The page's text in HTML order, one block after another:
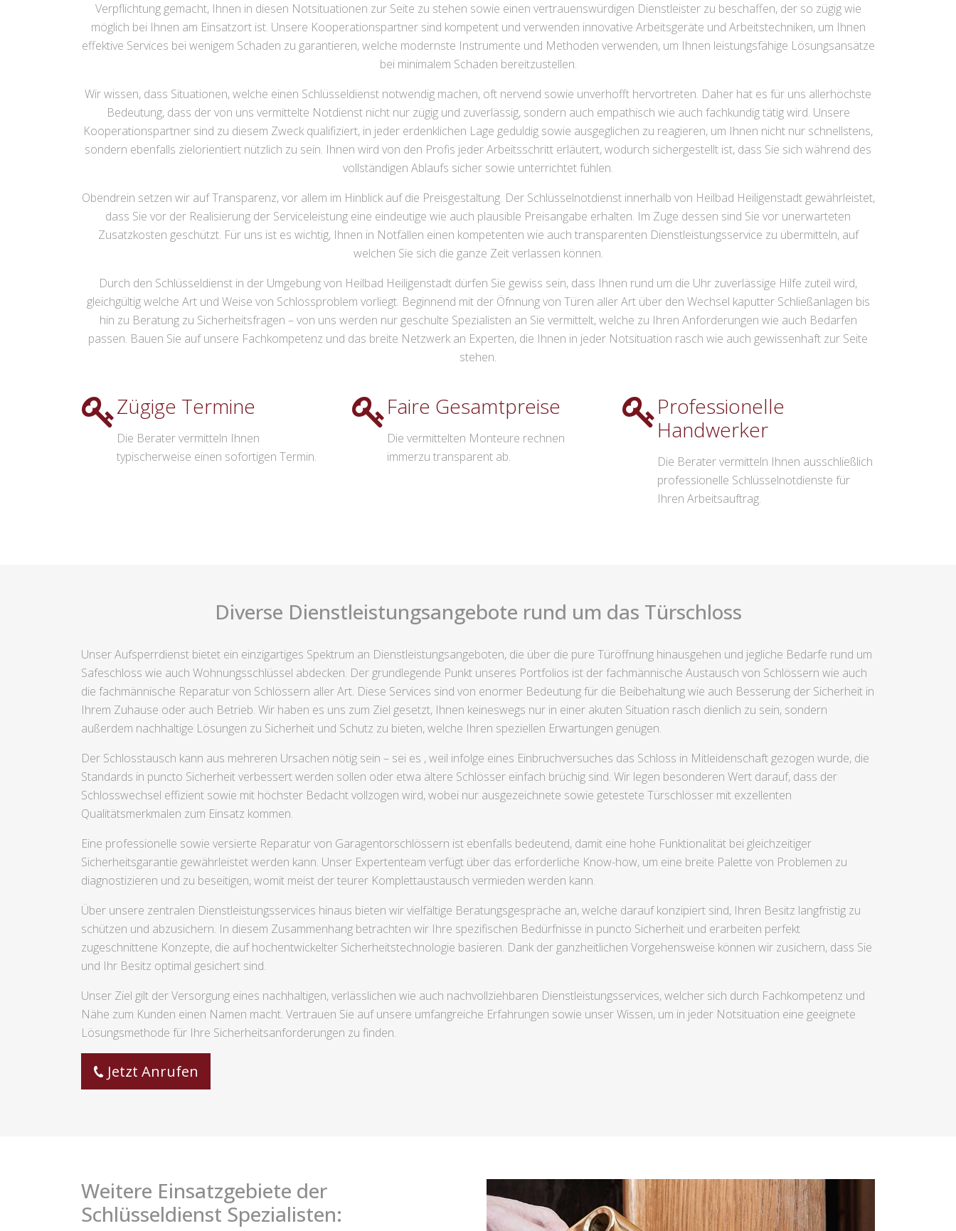
Verpflichtung gemacht, Ihnen in diesen Notsituationen zur Seite zu stehen sowie einen vertrauenswürdigen Dienstleister zu beschaffen, der so zügig wie
möglich bei Ihnen am Einsatzort ist. Unsere Kooperationspartner sind kompetent und verwenden innovative Arbeitsgeräte und Arbeitstechniken, um Ihnen
effektive Services bei wenigem Schaden zu garantieren, welche modernste Instrumente und Methoden verwenden, um Ihnen leistungsfähige Lösungsansätze
bei minimalem Schaden bereitzustellen.
Wir wissen, dass Situationen, welche einen Schlüsseldienst notwendig machen, oft nervend sowie unverhofft hervortreten. Daher hat es für uns allerhöchste
Bedeutung, dass der von uns vermittelte Notdienst nicht nur zügig und zuverlässig, sondern auch empathisch wie auch fachkundig tätig wird. Unsere
Kooperationspartner sind zu diesem Zweck qualifiziert, in jeder erdenklichen Lage geduldig sowie ausgeglichen zu reagieren, um Ihnen nicht nur schnellstens,
sondern ebenfalls zielorientiert nützlich zu sein. Ihnen wird von den Profis jeder Arbeitsschritt erläutert, wodurch sichergestellt ist, dass Sie sich während des
vollständigen Ablaufs sicher sowie unterrichtet fühlen.
Obendrein setzen wir auf Transparenz, vor allem im Hinblick auf die Preisgestaltung. Der Schlüsselnotdienst innerhalb von Heilbad Heiligenstadt gewährleistet,
dass Sie vor der Realisierung der Serviceleistung eine eindeutige wie auch plausible Preisangabe erhalten. Im Zuge dessen sind Sie vor unerwarteten
Zusatzkosten geschützt. Für uns ist es wichtig, Ihnen in Notfällen einen kompetenten wie auch transparenten Dienstleistungsservice zu übermitteln, auf
welchen Sie sich die ganze Zeit verlassen können.
Durch den Schlüsseldienst in der Umgebung von Heilbad Heiligenstadt dürfen Sie gewiss sein, dass Ihnen rund um die Uhr zuverlässige Hilfe zuteil wird,
gleichgültig welche Art und Weise von Schlossproblem vorliegt. Beginnend mit der Öfnnung von Türen aller Art über den Wechsel kaputter Schließanlagen bis
hin zu Beratung zu Sicherheitsfragen – von uns werden nur geschulte Spezialisten an Sie vermittelt, welche zu Ihren Anforderungen wie auch Bedarfen
passen. Bauen Sie auf unsere Fachkompetenz und das breite Netzwerk an Experten, die Ihnen in jeder Notsituation rasch wie auch gewissenhaft zur Seite
stehen.
Zügige Termine
Die Berater vermitteln Ihnen
typischerweise einen sofortigen Termin.
Faire Gesamtpreise
Die vermittelten Monteure rechnen
immerzu transparent ab.
Professionelle
Handwerker
Die Berater vermitteln Ihnen ausschließlich
professionelle Schlüsselnotdienste für
Ihren Arbeitsauftrag.
Diverse Dienstleistungsangebote rund um das Türschloss
Unser Aufsperrdienst bietet ein einzigartiges Spektrum an Dienstleistungsangeboten, die über die pure Türöffnung hinausgehen und jegliche Bedarfe rund um
Safeschloss wie auch Wohnungsschlüssel abdecken. Der grundlegende Punkt unseres Portfolios ist der fachmännische Austausch von Schlössern wie auch
die fachmännische Reparatur von Schlössern aller Art. Diese Services sind von enormer Bedeutung für die Beibehaltung wie auch Besserung der Sicherheit in
Ihrem Zuhause oder auch Betrieb. Wir haben es uns zum Ziel gesetzt, Ihnen keineswegs nur in einer akuten Situation rasch dienlich zu sein, sondern
außerdem nachhaltige Lösungen zu Sicherheit und Schutz zu bieten, welche Ihren speziellen Erwartungen genügen.
Der Schlosstausch kann aus mehreren Ursachen nötig sein – sei es , weil infolge eines Einbruchversuches das Schloss in Mitleidenschaft gezogen wurde, die
Standards in puncto Sicherheit verbessert werden sollen oder etwa ältere Schlösser einfach brüchig sind. Wir legen besonderen Wert darauf, dass der
Schlosswechsel effizient sowie mit höchster Bedacht vollzogen wird, wobei nur ausgezeichnete sowie getestete Türschlösser mit exzellenten
Qualitätsmerkmalen zum Einsatz kommen.
Eine professionelle sowie versierte Reparatur von Garagentorschlössern ist ebenfalls bedeutend, damit eine hohe Funktionalität bei gleichzeitiger
Sicherheitsgarantie gewährleistet werden kann. Unser Expertenteam verfügt über das erforderliche Know-how, um eine breite Palette von Problemen zu
diagnostizieren und zu beseitigen, womit meist der teurer Komplettaustausch vermieden werden kann.
Über unsere zentralen Dienstleistungsservices hinaus bieten wir vielfältige Beratungsgespräche an, welche darauf konzipiert sind, Ihren Besitz langfristig zu
schützen und abzusichern. In diesem Zusammenhang betrachten wir Ihre spezifischen Bedürfnisse in puncto Sicherheit und erarbeiten perfekt
zugeschnittene Konzepte, die auf hochentwickelter Sicherheitstechnologie basieren. Dank der ganzheitlichen Vorgehensweise können wir zusichern, dass Sie
und Ihr Besitz optimal gesichert sind.
Unser Ziel gilt der Versorgung eines nachhaltigen, verlässlichen wie auch nachvollziehbaren Dienstleistungsservices, welcher sich durch Fachkompetenz und
Nähe zum Kunden einen Namen macht. Vertrauen Sie auf unsere umfangreiche Erfahrungen sowie unser Wissen, um in jeder Notsituation eine geeignete
Lösungsmethode für Ihre Sicherheitsanforderungen zu finden.
Jetzt Anrufen
Weitere Einsatzgebiete der
Schlüsseldienst Spezialisten: